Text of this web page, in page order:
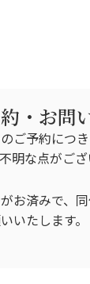
・お問
ご予約につ
明な点がご
お済みで、
いたします。